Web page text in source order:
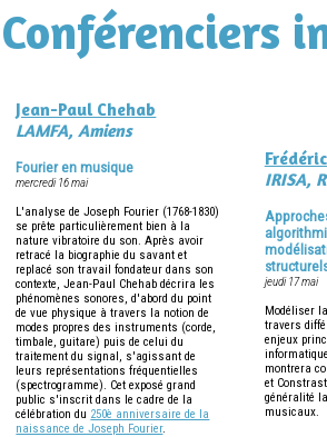
Conférenciers
Jean-Paul Chehab
LAMFA, Amiens
Fourier en musique
mercredi 16 mai
L'analyse de Joseph Fourier (1768-1830)
se prête particulièrement bien à la
nature vibratoire du son. Après avoir
retracé la biographie du savant et
replacé son travail fondateur dans son
contexte, Jean-Paul Chehab décrira les
phénomènes sonores, d'abord du point
de vue physique à travers la notion de
modes propres des instruments (corde,
timbale, guitare) puis de celui du
traitement du signal, s'agissant de
leurs représentations fréquentielles
(spectrogramme). Cet exposé grand
public s'inscrit dans le cadre de la
célébration du 250è anniversaire de la
naissance de Joseph Fourier.
IRISA,
jeudi 17 mai
Modéliser
travers
enjeux
montrera
et
généralité
musicaux.